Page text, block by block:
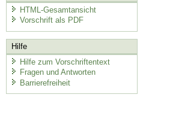
HTML-Gesamtansicht
Vorschrift als PDF
Hilfe
Hilfe zum Vorschriftentext
Fragen und Antworten
Barrierefreiheit